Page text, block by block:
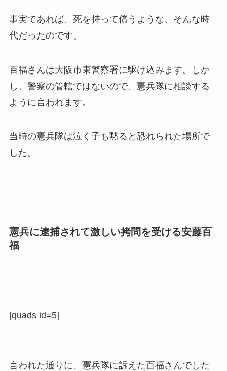
事実であれば、死を持って償うような、そんな時
代だったのです。
百福さんは大阪市東警察署に駆け込みます。しか
し、警察の管轄ではないので、憲兵隊に相談する
ように言われます。
当時の憲兵隊は泣く子も黙ると恐れられた場所で
した。
憲兵に逮捕されて激しい拷問を受ける安藤百
福
[quads id=5]
言われた通りに、憲兵隊に訴えた百福さんでした